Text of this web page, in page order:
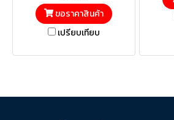
ขอราคาสินค้า
เปรียบเทียบ